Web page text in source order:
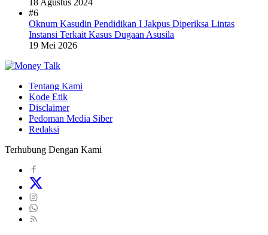
#6
Oknum Kasudin Pendidikan I Jakpus Diperiksa Lintas
Instansi Terkait Kasus Dugaan Asusila
19 Mei 2026
Tentang Kami
Kode Etik
Disclaimer
Pedoman Media Siber
Redaksi
Terhubung Dengan Kami